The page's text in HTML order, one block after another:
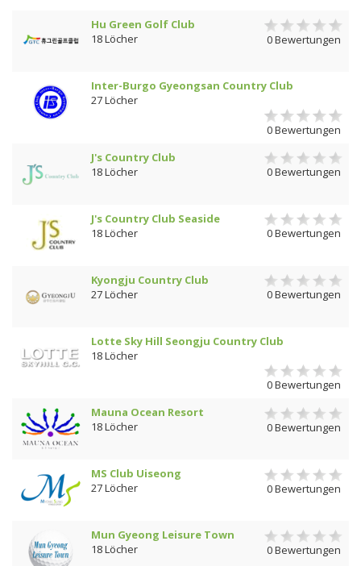
Hu Green Golf Club
18 Löcher
0 Bewertungen
Inter-Burgo Gyeongsan Country Club
27 Löcher
0 Bewertungen
J's Country Club
18 Löcher
0 Bewertungen
J's Country Club Seaside
18 Löcher
0 Bewertungen
Kyongju Country Club
27 Löcher
0 Bewertungen
Lotte Sky Hill Seongju Country Club
18 Löcher
0 Bewertungen
Mauna Ocean Resort
18 Löcher
0 Bewertungen
MS Club Uiseong
27 Löcher
0 Bewertungen
Mun Gyeong Leisure Town
18 Löcher
0 Bewertungen